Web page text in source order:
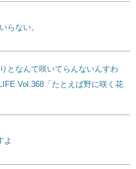
らない。
となんて咲いてらんないんすわ
Vol.368「たとえば野に咲く花
よ